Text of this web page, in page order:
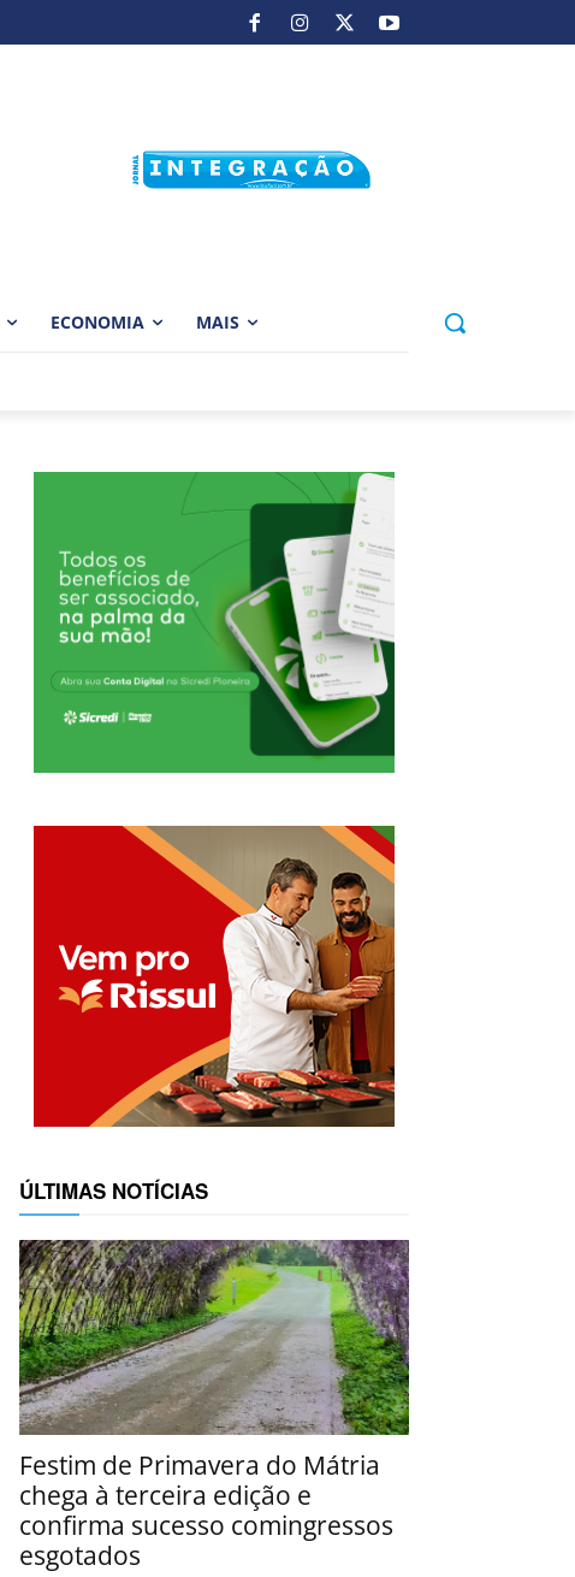
ECONOMIA MAIS
ÚLTIMAS NOTÍCIAS
Festim de Primavera do Mátria
chega à terceira edição e
confirma sucesso comingressos
esgotados